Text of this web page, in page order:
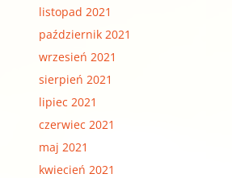
listopad 2021
październik 2021
wrzesień 2021
sierpień 2021
lipiec 2021
czerwiec 2021
maj 2021
kwiecień 2021